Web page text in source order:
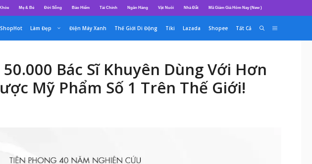
Mẹ & Bé Đời Sống Bảo Hiểm Tài Chính Ngân Hàng Vật Nuôi Nhà Đất Mã Giảm Giá Hôm Nay (New )
Làm Đẹp Điện Máy Xanh Thế Giới Di Động Tiki Lazada Shopee Tất Cả
Bác Sĩ Khuyên Dùng Với Hơn
Mỹ Phẩm Số 1 Trên Thế Giới!